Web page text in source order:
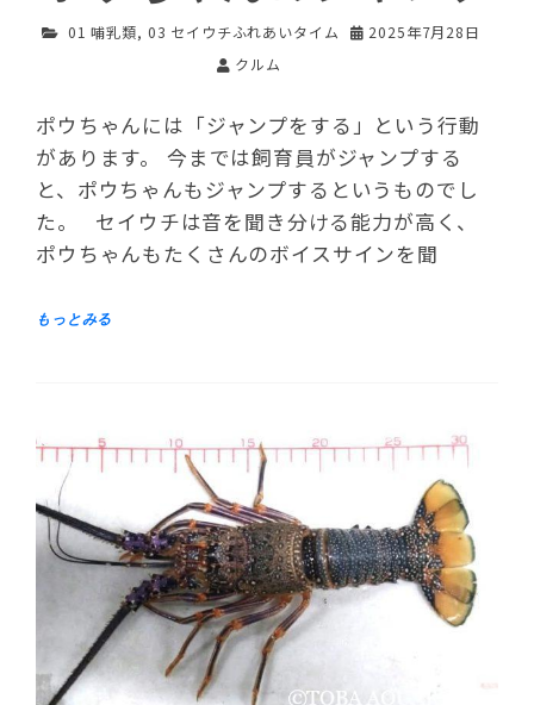
01 哺乳類, 03 セイウチふれあいタイム
2025年7月28日
クルム
ポウちゃんには「ジャンプをする」という行動
があります。 今までは飼育員がジャンプする
と、ポウちゃんもジャンプするというものでし
た。 セイウチは音を聞き分ける能力が高く、
ポウちゃんもたくさんのボイスサインを聞